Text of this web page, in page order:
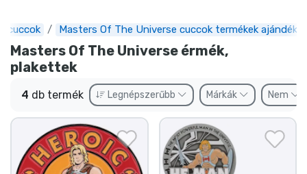
cuccok Masters Of The Universe cuccok termékek
Masters Of The Universe érmék,
plakettek
4 db termék Legnépszerűbb Márkák Nem
Express szállítás
Előrendelhető cuccok
Outlet cuccok
Ajándékkártya
Szállítás és fizetés